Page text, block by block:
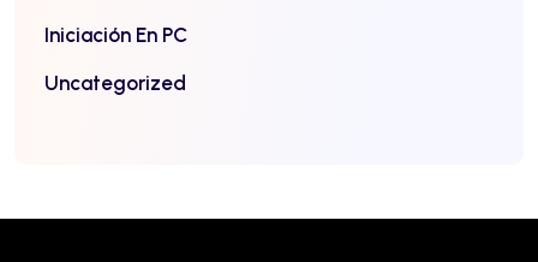
Iniciación En PC
Uncategorized